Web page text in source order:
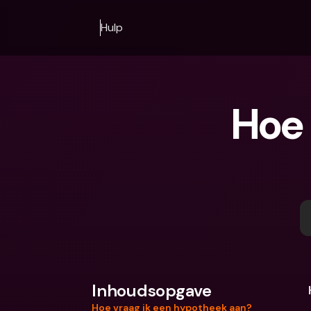
Hulp
Inhoudsopgave
Hoe vraag ik een hypotheek aan?